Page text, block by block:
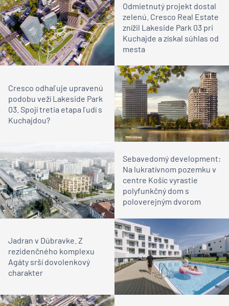
Odmietnutý projekt dostal
zelenú. Cresco Real Estate
znížil Lakeside Park 03 pri
Kuchajde a získal súhlas od
mesta
Cresco odhaľuje upravenú
podobu veží Lakeside Park
03. Spojí tretia etapa ľudí s
Kuchajdou?
Sebavedomý development:
Na lukratívnom pozemku v
centre Košíc vyrastie
polyfunkčný dom s
poloverejným dvorom
Jadran v Dúbravke. Z
rezidenčného komplexu
Agáty srší dovolenkový
charakter